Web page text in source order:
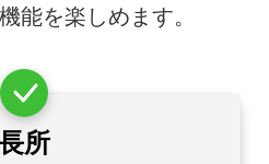
能を楽しめます。
所